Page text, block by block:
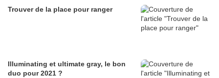
Trouver de la place pour ranger
Illuminating et ultimate gray, le bon
duo pour 2021 ?